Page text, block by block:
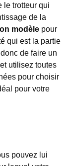
le trotteur qui
de la
modèle pour
qui est la partie
de faire un
et utilisez toutes
pour choisir
pour votre
pouvez lui